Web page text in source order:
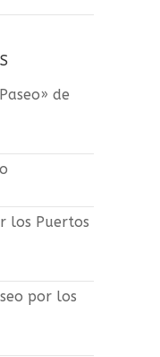
de
los Puertos
por los